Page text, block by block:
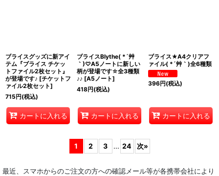
ブライスグッズに新アイ
テム『ブライス チケッ
トファイル2枚セット』
が登場です♪ [チケットフ
ァイル2枚セット]
715円(税込)
カートに入れる
ブライスBlythe( *´艸
｀)♡A5ノートに新しい
柄が登場です☆全3種類
♪♪ [A5ノート]
418円(税込)
カートに入れる
ブライス★A4クリアフ
ァイル( *´艸｀)全6種類
396円(税込)
カートに入れる
1 2 3 ... 24 次»
最近、スマホからのご注文の方への確認メール等が各携帯会社により